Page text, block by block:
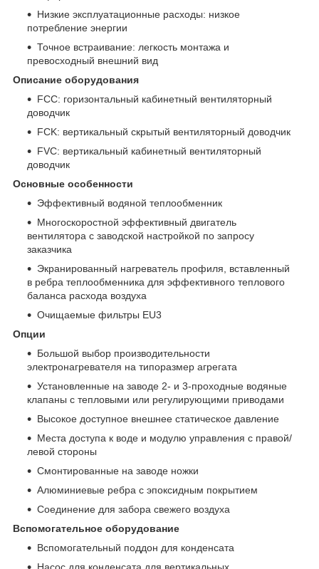
Низкие эксплуатационные расходы: низкое
потребление энергии
Точное встраивание: легкость монтажа и
превосходный внешний вид
Описание оборудования
FCC: горизонтальный кабинетный вентиляторный
доводчик
FCK: вертикальный скрытый вентиляторный доводчик
FVC: вертикальный кабинетный вентиляторный
доводчик
Основные особенности
Эффективный водяной теплообменник
Многоскоростной эффективный двигатель
вентилятора с заводской настройкой по запросу
заказчика
Экранированный нагреватель профиля, вставленный
в ребра теплообменника для эффективного теплового
баланса расхода воздуха
Очищаемые фильтры EU3
Опции
Большой выбор производительности
электронагревателя на типоразмер агрегата
Установленные на заводе 2- и 3-проходные водяные
клапаны с тепловыми или регулирующими приводами
Высокое доступное внешнее статическое давление
Места доступа к воде и модулю управления с правой/
левой стороны
Смонтированные на заводе ножки
Алюминиевые ребра с эпоксидным покрытием
Соединение для забора свежего воздуха
Вспомогательное оборудование
Вспомогательный поддон для конденсата
Насос для конденсата для вертикальных